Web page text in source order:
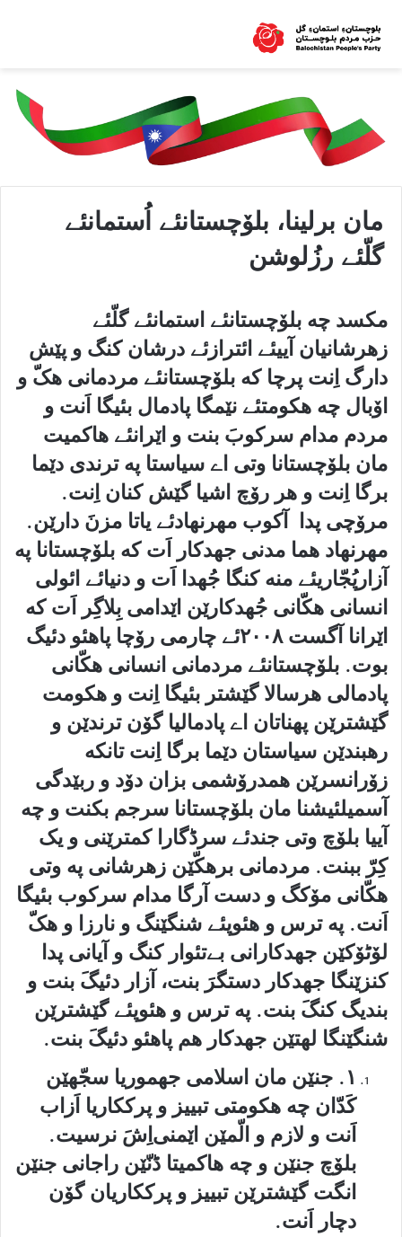
مان برلینا، بلۆچستانئے اُستمانئے
گلّئے رزُلوشن
مکسد چه بلۆچستانئے استمانئے گلّئے
زهرشانیان آییئے ائترازئے درشان کنگ و پێش
دارگ اِنت پرچا که بلۆچستانئے مردمانی هکّ و
اۆبال چه هکومتئے نێمگا پادمال بئیگا اَنت و
مردم مدام سرکوبَ بنت و اێرانئے هاکمیت
مان بلۆچستانا وتی اے سیاستا په ترندی دێما
برگا اِنت و هر رۆچ اشیا گێش کنان اِنت.
مرۆچی پدا آکوب مهرنهادئے یاتا مزنَ دارێن.
مهرنهاد هما مدنی جهدکار اَت که بلۆچستانا په
آزارپُجّاریئے منه کنگا جُهدا اَت و دنیائے ائولی
انسانی هکّانی جُهدکارێن اێدامی بِلاگِر اَت که
اێرانا آگست ۲۰۰۸ئے چارمی رۆچا پاهئو دئیگ
بوت. بلۆچستانئے مردمانی انسانی هکّانی
پادمالی هرسالا گێشتر بئیگا اِنت و هکومت
گێشترێن پهناتان اے پادمالیا گۆن ترندێن و
رهبندێن سیاستان دێما برگا اِنت تانکه
زۆرانسرێن همدرۆشمی بزان دۆد و ربێدگی
آسمیلئیشنا مان بلۆچستانا سرجم بکنت و چه
آییا بلۆچ وتی جندئے سرڈگارا کمترێنی و یک
کِرّ ببنت. مردمانی برهکّێن زهرشانی په وتی
هکّانی مۆکگ و دست آرگا مدام سرکوب بئیگا
اَنت. په ترس و هئوپئے شنگێنگ و نارزا و هکّ
لۆٹۆکێن جهدکارانی بےتئوار کنگ و آیانی پدا
کنزێنگا جهدکار دستگرَ بنت، آزار دئیگَ بنت و
بندیگ کنگَ بنت. په ترس و هئوپئے گێشترێن
شنگێنگا لهتێن جهدکار هم پاهئو دئیگَ بنت.
۱. جنێن مان اسلامی جهموریا سجّهێن
کَدّان چه هکومتی تبییز و پرککاریا اَزاب
اَنت و لازم و الّمێن اێمنی‌اِشَ نرسیت.
بلۆچ جنێن و چه هاکمیتا ڈنّێن راجانی جنێن
انگت گێشترێن تبییز و پرککاریان گۆن
دچار اَنت.